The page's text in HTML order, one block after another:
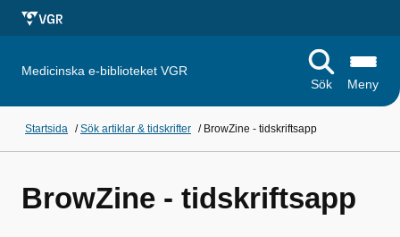
Medicinska e-biblioteket VGR
Sök
Meny
Startsida /Sök artiklar & tidskrifter / BrowZine - tidskriftsapp
BrowZine - tidskriftsapp